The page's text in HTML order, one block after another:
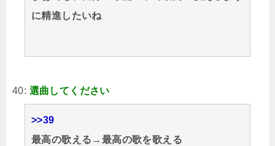
に精進したいね
40: 選曲してください
>>39
最高の歌える→最高の歌を歌える